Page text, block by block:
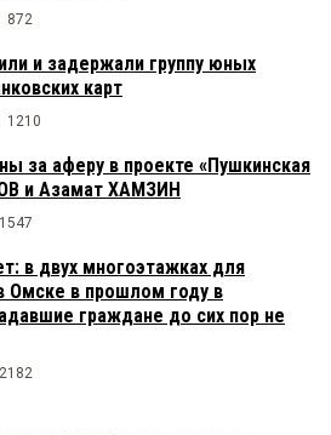
872
и задержали группу юных
карт
1210
за аферу в проекте «Пушкинская
и Азамат ХАМЗИН
1547
в двух многоэтажках для
Омске в прошлом году в
граждане до сих пор не
2182